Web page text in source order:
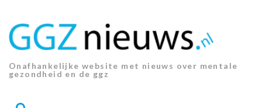
inhoud.
Onafhankelijke website met nieuws over mentale
gezondheid en de ggz